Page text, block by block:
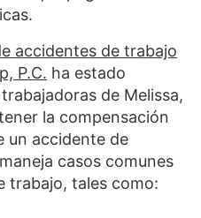
accidentes de trabajo
P.C. ha estado
de Melissa,
la compensación
un accidente de
casos comunes
trabajo, tales como: